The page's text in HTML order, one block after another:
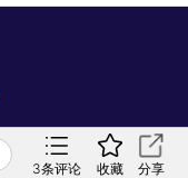
3条评论 收藏 分享